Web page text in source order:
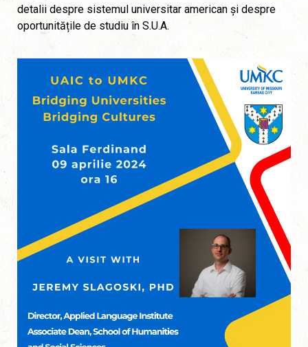
detalii despre sistemul universitar american și despre
oportunitățile de studiu în S.U.A.